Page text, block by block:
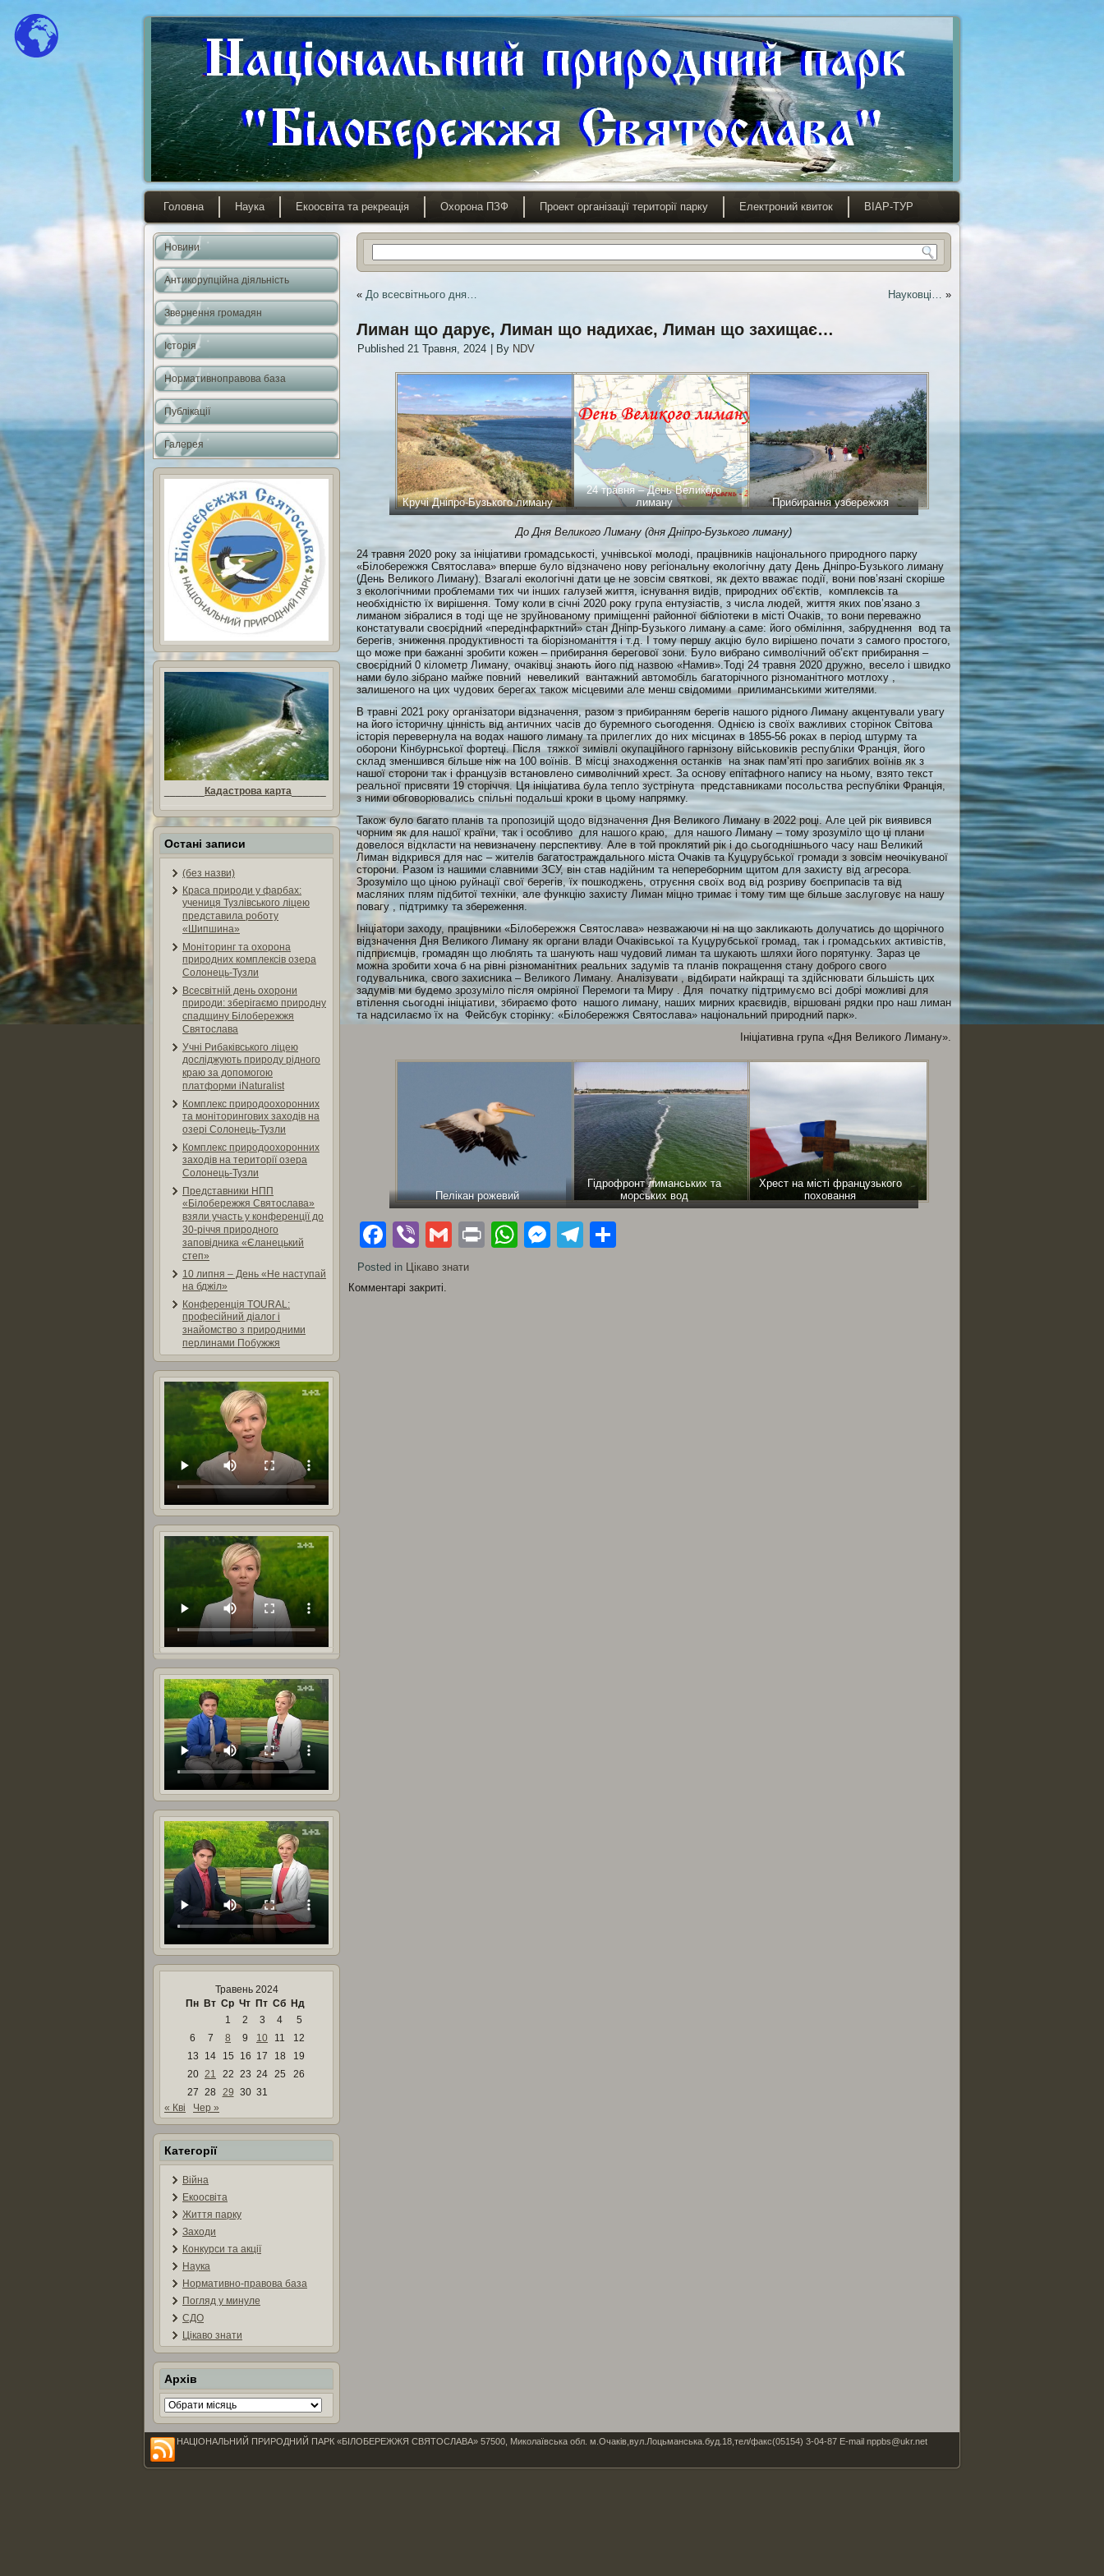
Головна Наука Екоосвіта та рекреація Охорона ПЗФ Проект організації території парку Електроний квиток ВІАР-ТУР
Новини
Антикорупційна діяльність
Звернення громадян
Історія
Нормативноправова база
Публікації
Галерея
Кадастрова карта
Остані записи
(без назви)
Краса природи у фарбах:
учениця Тузлівського ліцею
представила роботу
«Шипшина»
Моніторинг та охорона
природних комплексів озера
Солонець-Тузли
Всесвітній день охорони
природи: зберігаємо природну
спадщину Білобережжя
Святослава
Учні Рибаківського ліцею
досліджують природу рідного
краю за допомогою
платформи iNaturalist
Комплекс природоохоронних
та моніторингових заходів на
озері Солонець-Тузли
Комплекс природоохоронних
заходів на території озера
Солонець-Тузли
Представники НПП
«Білобережжя Святослава»
взяли участь у конференції до
30-річчя природного
заповідника «Єланецький
степ»
10 липня – День «Не наступай
на бджіл»
Конференція TOURAL:
професійний діалог і
знайомство з природними
перлинами Побужжя
Травень 2024
Пн
Вт Ср Чт Пт Сб
Нд
1
2 3 4
5
6
7 8 9 10 11
12
13
14 15 16 17 18
19
20 21 22 23 24 25
26
27 28 29 30 31
« Кві
Чер »
Категорії
Війна
Екоосвіта
Життя парку
Заходи
Конкурси та акції
Наука
Нормативно-правова база
Погляд у минуле
СДО
Цікаво знати
Архів
Архів
« До всесвітнього дня… Науковці… »
Лиман що дарує, Лиман що надихає, Лиман що захищає…
Published 21 Травня, 2024 By NDV
Кручі Дніпро-Бузького лиману
24 травня – День Великого
лиману
Прибирання узбережжя
До Дня Великого Лиману (дня Дніпро-Бузького лиману)
24 травня 2020 року за ініціативи громадськості, учнівської молоді, працівників національного природного парку
«Білобережжя Святослава» вперше було відзначено нову регіональну екологічну дату День Дніпро-Бузького лиману
(День Великого Лиману). Взагалі екологічні дати це не зовсім святкові, як дехто вважає події, вони пов’язані скоріше
з екологічними проблемами тих чи інших галузей життя, існування видів, природних об’єктів, комплексів та
необхідністю їх вирішення. Тому коли в січні 2020 року група ентузіастів, з числа людей, життя яких пов’язано з
лиманом зібралися в тоді ще не зруйнованому приміщенні районної бібліотеки в місті Очаків, то вони переважно
констатували своєрідний «передінфарктний» стан Дніпр-Бузького лиману а саме: його обміління, забруднення вод та
берегів, зниження продуктивності та біорізноманіття і т.д. І тому першу акцію було вирішено почати з самого простого,
що може при бажанні зробити кожен – прибирання берегової зони. Було вибрано символічний об’єкт прибирання –
своєрідний 0 кілометр Лиману, очаківці знають його під назвою «Намив».Тоді 24 травня 2020 дружно, весело і швидко
нами було зібрано майже повний невеликий вантажний автомобіль багаторічного різноманітного мотлоху ,
залишеного на цих чудових берегах також місцевими але менш свідомими прилиманськими жителями.
В травні 2021 року організатори відзначення, разом з прибиранням берегів нашого рідного Лиману акцентували увагу
на його історичну цінність від античних часів до буремного сьогодення. Однією із своїх важливих сторінок Світова
історія перевернула на водах нашого лиману та прилеглих до них місцинах в 1855-56 роках в період штурму та
оборони Кінбурнської фортеці. Після тяжкої зимівлі окупаційного гарнізону військовиків республіки Франція, його
склад зменшився більше ніж на 100 воїнів. В місці знаходження останків на знак пам’яті про загиблих воїнів як з
нашої сторони так і французів встановлено символічний хрест. За основу епітафного напису на ньому, взято текст
реальної присвяти 19 сторіччя. Ця ініціатива була тепло зустрінута представниками посольства республіки Франція,
з ними обговорювались спільні подальші кроки в цьому напрямку.
Також було багато планів та пропозицій щодо відзначення Дня Великого Лиману в 2022 році. Але цей рік виявився
чорним як для нашої країни, так і особливо для нашого краю, для нашого Лиману – тому зрозуміло що ці плани
довелося відкласти на невизначену перспективу. Але в той проклятий рік і до сьогоднішнього часу наш Великий
Лиман відкрився для нас – жителів багатостраждального міста Очаків та Куцурубської громади з зовсім неочікуваної
сторони. Разом із нашими славними ЗСУ, він став надійним та непереборним щитом для захисту від агресора.
Зрозуміло що ціною руйнації свої берегів, їх пошкоджень, отруєння своїх вод від розриву боєприпасів та від
масляних плям підбитої техніки, але функцію захисту Лиман міцно тримає і тому тим ще більше заслуговує на нашу
повагу , підтримку та збереження.
Ініціатори заходу, працівники «Білобережжя Святослава» незважаючи ні на що закликають долучатись до щорічного
відзначення Дня Великого Лиману як органи влади Очаківської та Куцурубської громад, так і громадських активістів,
підприємців, громадян що люблять та шанують наш чудовий лиман та шукають шляхи його порятунку. Зараз це
можна зробити хоча б на рівні різноманітних реальних задумів та планів покращення стану доброго свого
годувальника, свого захисника – Великого Лиману. Аналізувати , відбирати найкращі та здійснювати більшість цих
задумів ми будемо зрозуміло після омріяної Перемоги та Миру . Для початку підтримуємо всі добрі можливі для
втілення сьогодні ініціативи, збираємо фото нашого лиману, наших мирних краєвидів, віршовані рядки про наш лиман
та надсилаємо їх на Фейсбук сторінку: «Білобережжя Святослава» національний природний парк».
Ініціативна група «Дня Великого Лиману».
Пелікан рожевий
Гідрофронт лиманських та
морських вод
Хрест на місті французького
поховання
Facebook
ViberGmailPrintWhatsApp
Messenger
Telegram
Posted in Цікаво знати
Комментарі закриті.
НАЦІОНАЛЬНИЙ ПРИРОДНИЙ ПАРК «БІЛОБЕРЕЖЖЯ СВЯТОСЛАВА» 57500, Миколаївська обл. м.Очаків,вул.Лоцьманська.буд.18,тел/факс(05154) 3-04-87 E-mail nppbs@ukr.net